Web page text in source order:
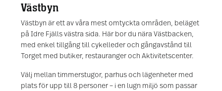
Västbyn
Västbyn är ett av våra mest omtyckta områden, beläget
på Idre Fjälls västra sida. Här bor du nära Västbacken,
med enkel tillgång till cykelleder och gångavstånd till
Torget med butiker, restauranger och Aktivitetscenter.
Välj mellan timmerstugor, parhus och lägenheter med
plats för upp till 8 personer – i en lugn miljö som passar